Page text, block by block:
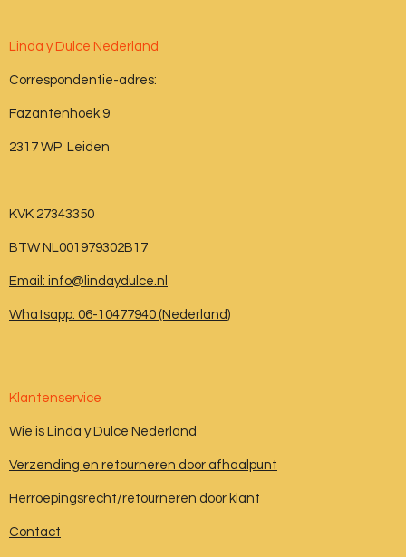
Linda y Dulce Nederland
Correspondentie-adres:
Fazantenhoek 9
2317 WP Leiden
KVK 27343350
BTW NL001979302B17
Email: info@lindaydulce.nl
Whatsapp: 06-10477940 (Nederland)
Klantenservice
Wie is Linda y Dulce Nederland
Verzending en retourneren door afhaalpunt
Herroepingsrecht/retourneren door klant
Contact